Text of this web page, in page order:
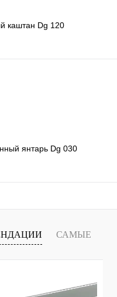
каштан Dg 120
янтарь Dg 030
САМЫЕ